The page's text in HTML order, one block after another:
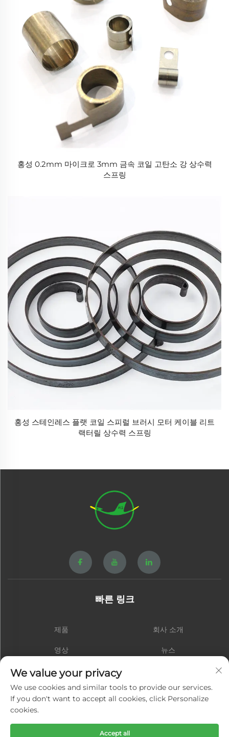
홍성 0.2mm 마이크로 3mm 금속 코일 고탄소 강 상수력
스프링
홍성 스테인레스 플랫 코일 스피럴 브러시 모터 케이블 리트
랙터릴 상수력 스프링
빠른 링크
제품 회사 소개
영상 뉴스
연락처
We value your privacy
We use cookies and similar tools to provide our services.
If you don't want to accept all cookies, click Personalize
cookies.
Accept all